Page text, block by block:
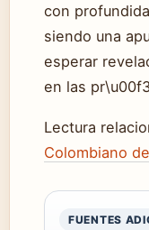
con
siendo una
esperar
en las
Lectura
Colombiano
FUENTES